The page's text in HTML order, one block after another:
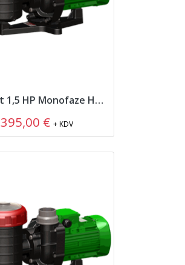
Nozbart 1,5 HP Monofaze Havuz Pompası
395,00 €+ KDV